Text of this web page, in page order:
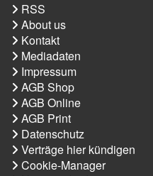
RSS
About us
Kontakt
Mediadaten
Impressum
AGB Shop
AGB Online
AGB Print
Datenschutz
Verträge hier kündigen
Cookie-Manager